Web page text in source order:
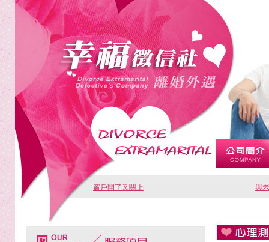
窗戶開了又關上 與